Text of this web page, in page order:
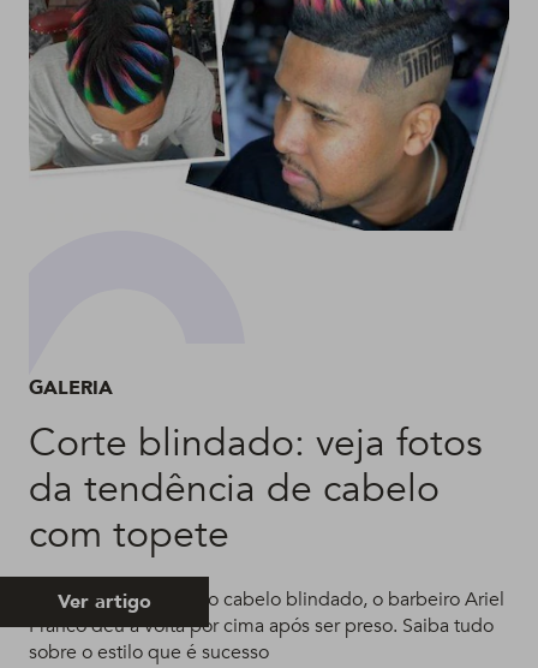
GALERIA
Corte blindado: veja fotos
da tendência de cabelo
com topete
Famoso por inventar o cabelo blindado, o barbeiro Ariel
Franco deu a volta por cima após ser preso. Saiba tudo
sobre o estilo que é sucesso
Ver artigo